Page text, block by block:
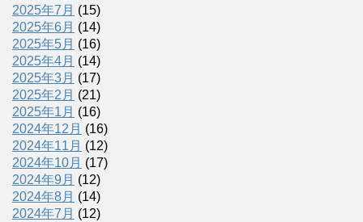
2025年7月 (15)
2025年6月 (14)
2025年5月 (16)
2025年4月 (14)
2025年3月 (17)
2025年2月 (21)
2025年1月 (16)
2024年12月 (16)
2024年11月 (12)
2024年10月 (17)
2024年9月 (12)
2024年8月 (14)
2024年7月 (12)